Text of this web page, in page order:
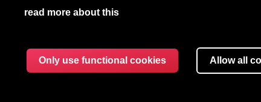
read more about this
Only use functional cookies Allow all